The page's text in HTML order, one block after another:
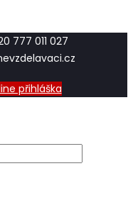
777 011 027
přihláška